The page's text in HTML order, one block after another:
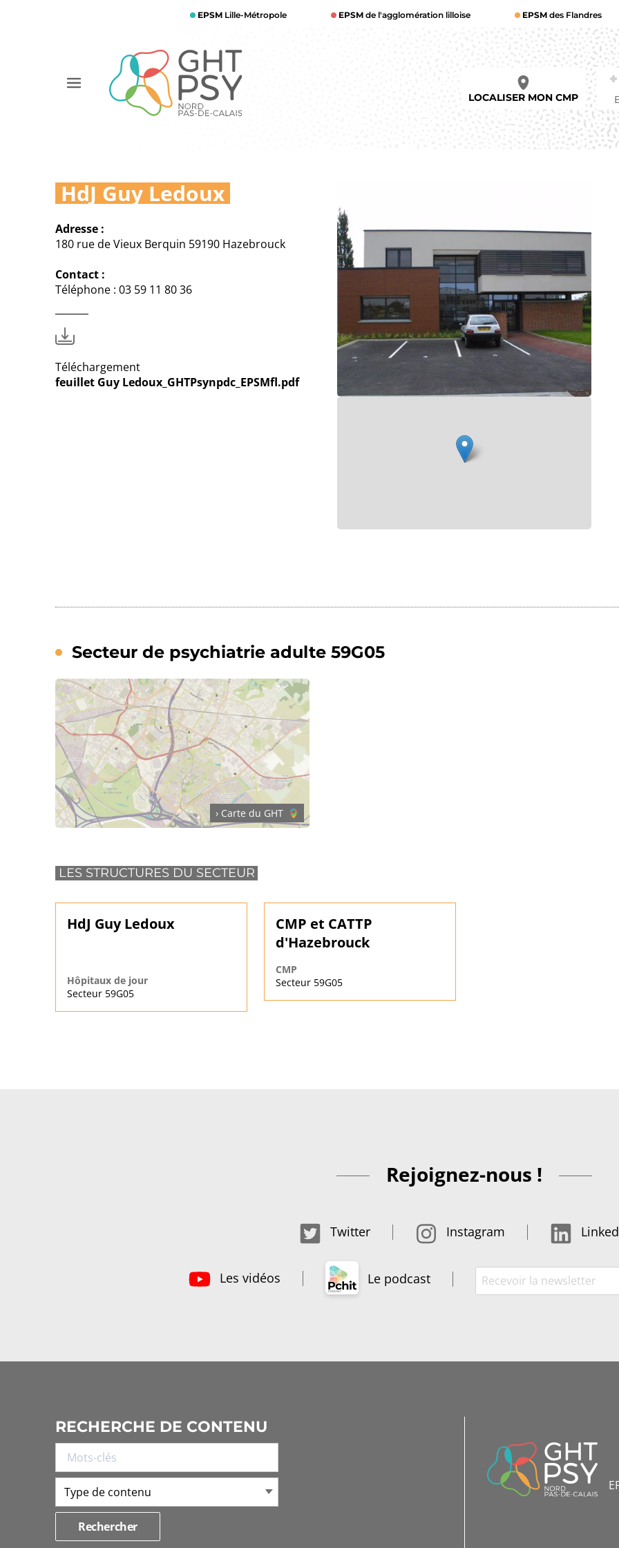
EPSM Lille-Métropole EPSM de l'agglomération lilloise EPSM des Flandres
Afficher
LOCALISER MON CMP
HdJ Guy Ledoux
Adresse :
180 rue de Vieux Berquin 59190 Hazebrouck
Contact :
Téléphone : 03 59 11 80 36
Téléchargement
feuillet Guy Ledoux_GHTPsynpdc_EPSMfl.pdf
Secteur de psychiatrie adulte 59G05
› Carte du GHT
LES STRUCTURES DU SECTEUR
HdJ Guy Ledoux
Hôpitaux de jour
Secteur 59G05
CMP et CATTP
d'Hazebrouck
CMP
Secteur 59G05
Rejoignez-nous !
Twitter Instagram
Les vidéos Le podcast
RECHERCHE DE CONTENU
Type de contenu
DE
CONTACT